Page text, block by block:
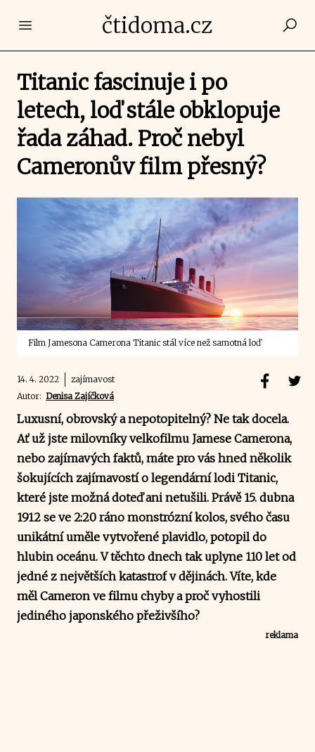
Open main menučtidoma.cz
Titanic fascinuje i po
letech, loď stále obklopuje
řada záhad. Proč nebyl
Cameronův film přesný?
Film Jamesona Camerona Titanic stál více než samotná loď
14. 4. 2022
zajímavost
Autor: Denisa Zajíčková
Luxusní, obrovský a nepotopitelný? Ne tak docela.
Ať už jste milovníky velkofilmu Jamese Camerona,
nebo zajímavých faktů, máte pro vás hned několik
šokujících zajímavostí o legendární lodi Titanic,
které jste možná doteď ani netušili. Právě 15. dubna
1912 se ve 2:20 ráno monstrózní kolos, svého času
unikátní uměle vytvořené plavidlo, potopil do
hlubin oceánu. V těchto dnech tak uplyne 110 let od
jedné z největších katastrof v dějinách. Víte, kde
měl Cameron ve filmu chyby a proč vyhostili
jediného japonského přeživšího?
reklama